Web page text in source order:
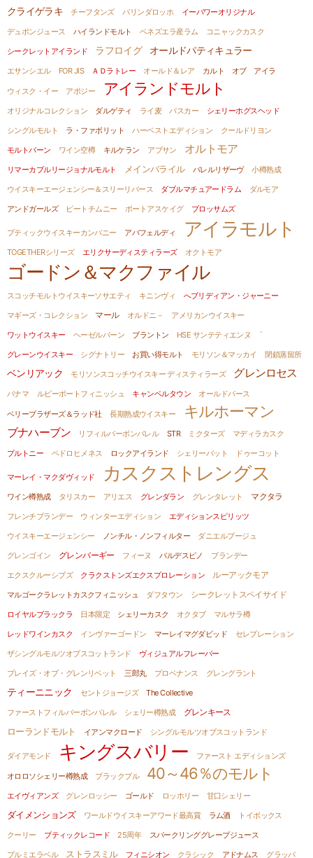
クライゲラキ チーフタンズ バリンダロッホ
イーパワーオリジナル
デュポンジュース
ハイランドモルト ベネズエラ産ラム
コニャックカスク
シークレットアイランド
ラフロイグ オールドパティキュラー
エサンシエル FOR JIS ＡＤラトレー オールド＆レア カルト オブ アイラ
ウィスク・イー アポジー アイランドモルト
オリジナルコレクション ダルゲティ ライ麦 バスカー
シェリーホグスヘッド
シングルモルト
ラ・ファボリット ハーベストエディション
クールドリヨン
モルトバーン
ワイン空樽 キルケラン アブサン オルトモア
リマーカブルリージョナルモルト メインバライル バレルリザーヴ
小樽熟成
ウイスキーエージェンシー＆スリーリバース
ダブルマチュアードラム
ダルモア
アンドガールズ
ピートチムニー ポートアスケイグ ブロッサムズ
ブティックウイスキーカンパニー アバフェルディ アイラモルト
TOGETHERシリーズ エリクサーディスティラーズ オクトモア
ゴードン＆マクファイル
スコッチモルトウイスキーソサエティ キニンヴィ
へブリディアン・ジャーニー
マギーズ・コレクション
マール オルドニ－
アメリカンウイスキー
ワットウイスキー
ヘーゼルバーン ブラントン HSE サンテティエンヌ
`
グレーンウイスキー
シグナトリー お買い得モルト モリソン＆マッカイ 閉鎖蒸留所
ベンリアック モリソンスコッチウイスキー ディスティラーズ グレンロセス
パナマ ルビーポートフィニッシュ キャンベルタウン オールドパース
ベリーブラザーズ＆ラッド社 長期熟成ウイスキー キルホーマン
ブナハーブン リフィルバーボンバレル STR ミクターズ
マディラカスク
プルトニー
ペドロヒメネス ロックアイランド シェリーバット ドゥーコット
マーレイ・マクダヴィッド カスクストレングス
ワイン樽熟成 タリスカー アリエス グレンダラン グレンタレット
マクタラ
フレンチブランデー
ウィンターエディション
エディションスピリッツ
ウイスキーエージェンシー
ノンチル・ノンフィルター
ダニエルブージュ
グレンゴイン
グレンバーギー フィーヌ バルデスピノ
ブランデー
エクスクルーシブズ
クラクストンズエクスプロレーション ルーアックモア
マルゴークラレットカスクフィニッシュ ダフタウン
シークレットスペイサイド
ロイヤルブラックラ
日本限定 シェリーカスク オクタブ
マルサラ樽
レッドワインカスク
インヴァーゴードン マーレイマグダビッド
セレブレーション
ザシングルモルツオブスコットランド
ヴィジュアルフレーバー
ブレイズ・オブ・グレンリベット
三郎丸 プロベナンス グレングラント
ティーニニック セントジョージズ
The Collective
ファーストフィルバーボンバレル
シェリー樽熟成 グレンキース
ローランドモルト イアンマクロード シングルモルツオブスコットランド
ダイアモンド キングスバリー ファースト エディションズ
オロロソシェリー樽熟成 ブラックブル 40～46％のモルト
エイヴィアンズ グレンロッシー ゴールド ロッホリー 甘口シェリー
ダイメンションズ ワールドウイスキーアワード最高賞 ラム酒
トイボックス
クーリー
ブティックレコード 25周年
スパークリンググレープジュース
プルミエラベル
ストラスミル フィニシオン クラシック アドナムス グラッパ